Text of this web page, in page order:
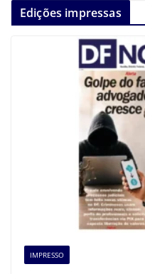
Edições impressas
IMPRESSO